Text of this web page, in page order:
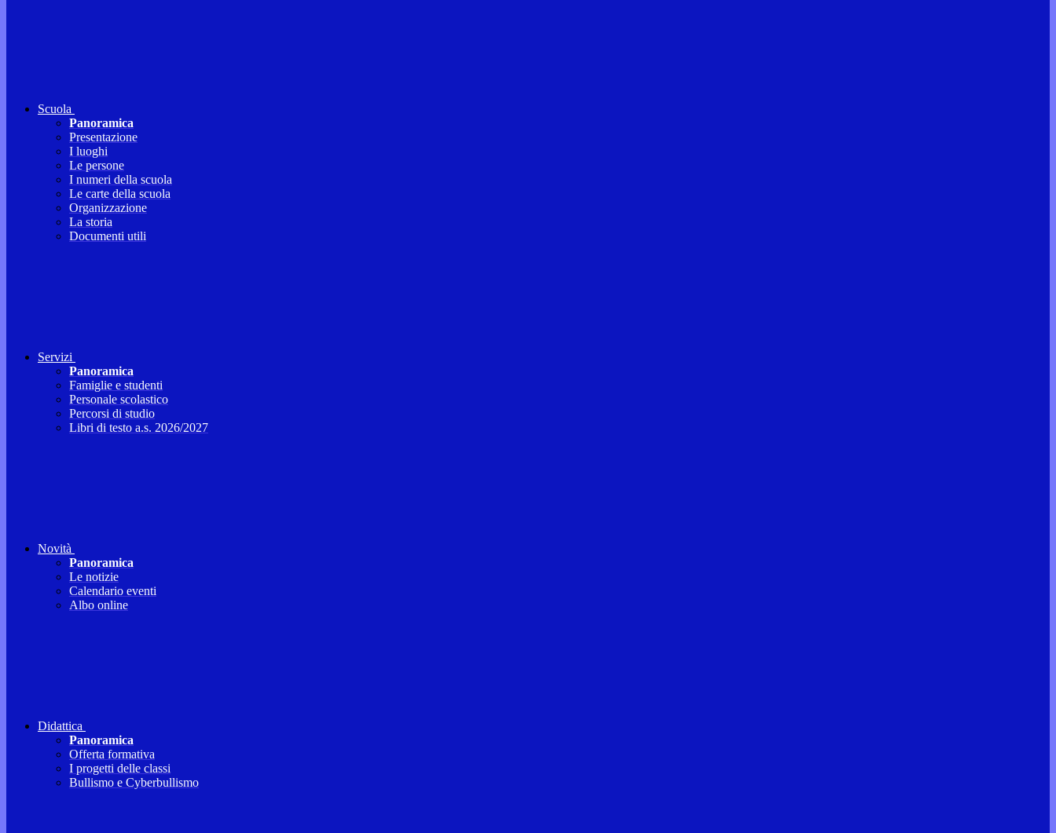
Scuola
Panoramica
Presentazione
I luoghi
Le persone
I numeri della scuola
Le carte della scuola
Organizzazione
La storia
Documenti utili
Servizi
Panoramica
Famiglie e studenti
Personale scolastico
Percorsi di studio
Libri di testo a.s. 2026/2027
Novità
Panoramica
Le notizie
Calendario eventi
Albo online
Didattica
Panoramica
Offerta formativa
I progetti delle classi
Bullismo e Cyberbullismo